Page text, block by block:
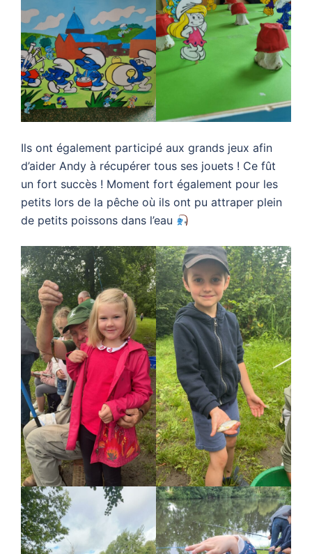
Ils ont également participé aux grands jeux afin
d’aider Andy à récupérer tous ses jouets ! Ce fût
un fort succès ! Moment fort également pour les
petits lors de la pêche où ils ont pu attraper plein
de petits poissons dans l’eau